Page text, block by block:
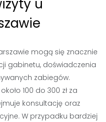
u
mogą się znacznie
gabinetu, doświadczenia
zabiegów.
100 do 300 zł za
konsultację oraz
W przypadku bardziej